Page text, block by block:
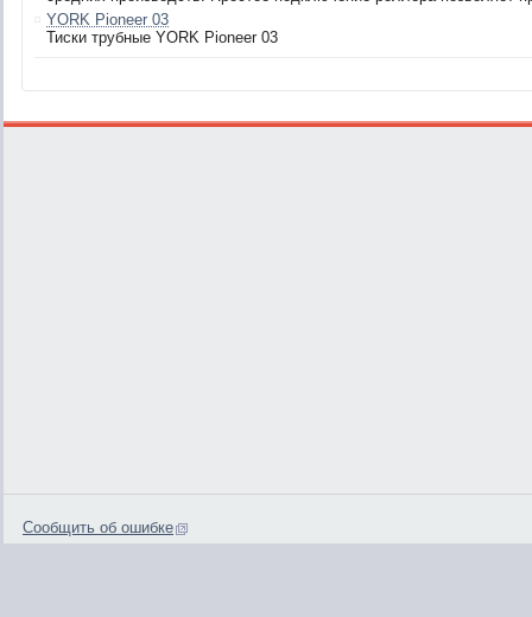
YORK Pioneer 03
Тиски трубные YORK Pioneer 03
Сообщить об ошибке